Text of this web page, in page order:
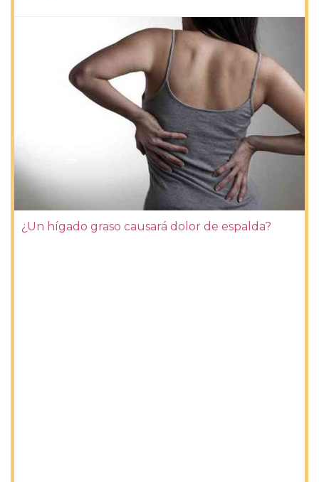
¿Un hígado graso causará dolor de espalda?